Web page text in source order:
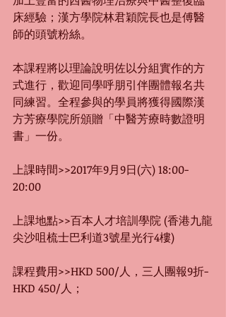
床經驗；漢方學院林君穎院長也是傅醫
師的頭號粉絲。
本課程將以理論說明佐以分組實作的方
式進行，歡迎同學呼朋引伴團體報名共
同練習。全程參與的學員將獲得國際漢
方芳療學院所頒贈「中醫芳療時數證明
書」一份。
上課時間>>2017年9月9日(六) 18:00-
20:00
上課地點>>百本人才培訓學院 (香港九龍
尖沙咀梳士巴利道3號星光行4樓)
課程費用>>HKD 500/人，三人團報9折-
HKD 450/人；